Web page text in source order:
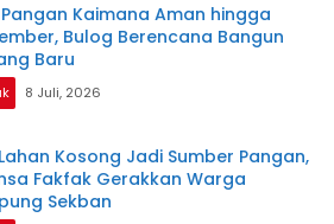
Kaimana Aman hingga
Bulog Berencana Bangun
Baru
8 Juli, 2026
Kosong Jadi Sumber Pangan,
Fakfak Gerakkan Warga
Sekban